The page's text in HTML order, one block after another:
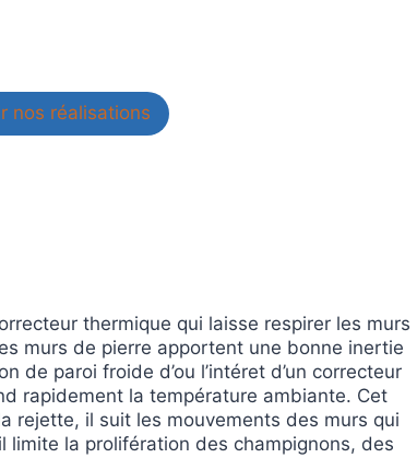
nos réalisations
thermique qui laisse respirer les murs
murs de pierre apportent une bonne inertie
de paroi froide d’ou l’intéret d’un correcteur
rapidement la température ambiante. Cet
rejette, il suit les mouvements des murs qui
limite la prolifération des champignons, des